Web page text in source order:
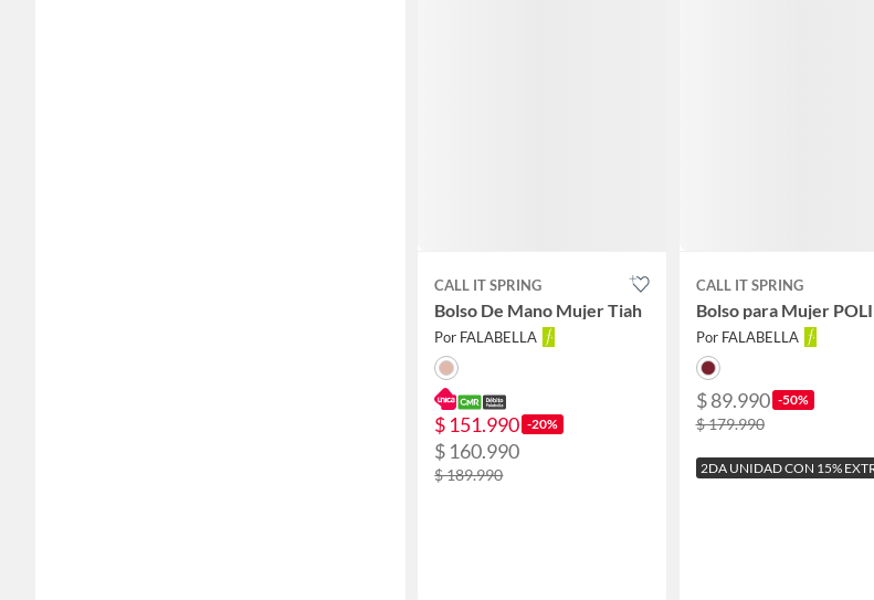
CALL IT SPRING
Bolso De Mano Mujer Tiah
Por FALABELLA
$ 151.990 -20%
$ 160.990
$ 189.990
CALL IT SPRING
Bolso para Mujer
Por FALABELLA
$ 89.990 -50%
$ 179.990
2DA UNIDAD CON 15%